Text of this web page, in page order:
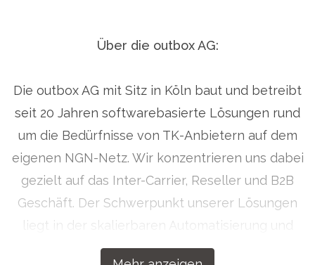
Über die outbox AG:
Die outbox AG mit Sitz in Köln baut und betreibt
seit 20 Jahren softwarebasierte Lösungen rund
um die Bedürfnisse von TK-Anbietern auf dem
eigenen NGN-Netz. Wir konzentrieren uns dabei
gezielt auf das Inter-Carrier, Reseller und B2B
Geschäft. Der Schwerpunkt unserer Lösungen
liegt in der skalierbaren Automatisierung und
Bedienerfreundlichkeit.